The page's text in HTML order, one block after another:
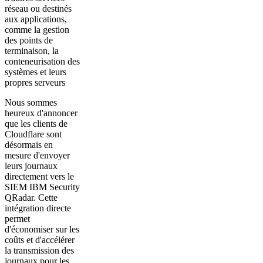
réseau ou destinés
aux applications,
comme la gestion
des points de
terminaison, la
conteneurisation des
systèmes et leurs
propres serveurs
Nous sommes
heureux d'annoncer
que les clients de
Cloudflare sont
désormais en
mesure d'envoyer
leurs journaux
directement vers le
SIEM IBM Security
QRadar. Cette
intégration directe
permet
d'économiser sur les
coûts et d'accélérer
la transmission des
journaux pour les